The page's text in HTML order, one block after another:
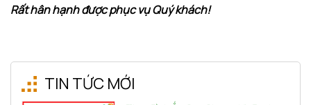
Rất hân hạnh được phục vụ Quý khách!
TIN TỨC MỚI